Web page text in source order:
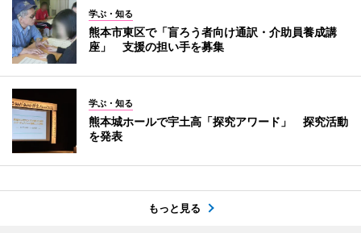
学ぶ・知る
熊本市東区で「盲ろう者向け通訳・介助員養成講
座」 支援の担い手を募集
学ぶ・知る
熊本城ホールで宇土高「探究アワード」 探究活動
を発表
もっと見る